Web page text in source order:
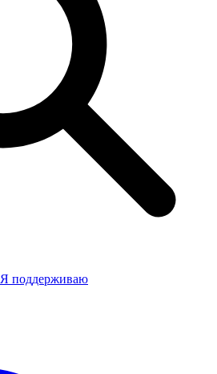
Я поддерживаю